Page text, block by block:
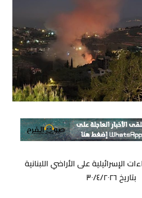
الإسرائيلية على الأراضي اللبنانية
بتاريخ ٣٠/٤/٢٠٢٦